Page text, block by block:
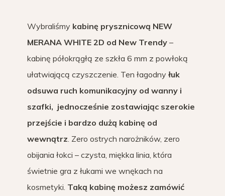
Wybraliśmy kabinę prysznicową NEW
MERANA WHITE 2D od New Trendy –
kabinę półokrągłą ze szkła 6 mm z powłoką
ułatwiającą czyszczenie. Ten łagodny łuk
odsuwa ruch komunikacyjny od wanny i
szafki, jednocześnie zostawiając szerokie
przejście i bardzo dużą kabinę od
wewnątrz. Zero ostrych narożników, zero
obijania łokci – czysta, miękka linia, która
świetnie gra z łukami we wnękach na
kosmetyki. Taką kabinę możesz zamówić